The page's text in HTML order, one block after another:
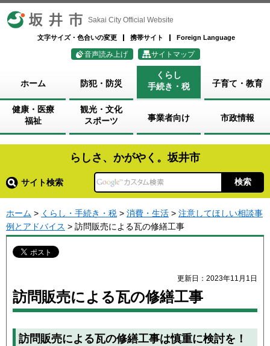
坂井市 Sakai City Official Website
文字サイズ・色合いの変更 携帯サイト Foreign Language
音声読み上げ サイトマップ
ホーム 防犯・防災
くらし
手続き・税
子育て・教育
健康・医療
福祉
観光・文化
スポーツ
事業者向け 市政情報
らしさ、かがやく。坂井市
サイト検索
ホーム > くらし・手続き・税 > 消費・生活 > 注意してほしい相談事
例とアドバイス > 訪問販売による瓦の修繕工事
更新日：2023年11月1日
訪問販売による瓦の修繕工事
訪問販売による瓦の修繕工事は慎重に検討を！